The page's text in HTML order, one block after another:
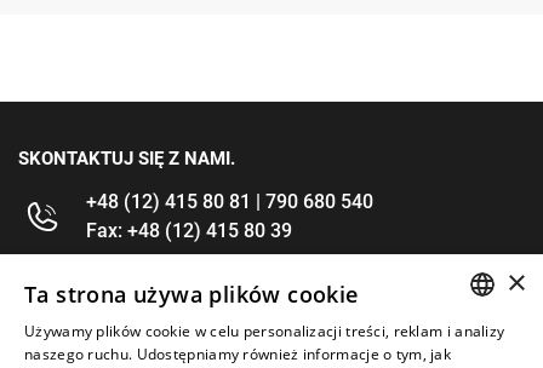
SKONTAKTUJ SIĘ Z NAMI.
+48 (12) 415 80 81 | 790 680 540
Fax: +48 (12) 415 80 39
kontakt@im-narzedzia.pl
INFORMACJE
×
Ta strona używa plików cookie
Używamy plików cookie w celu personalizacji treści, reklam i analizy
naszego ruchu. Udostępniamy również informacje o tym, jak